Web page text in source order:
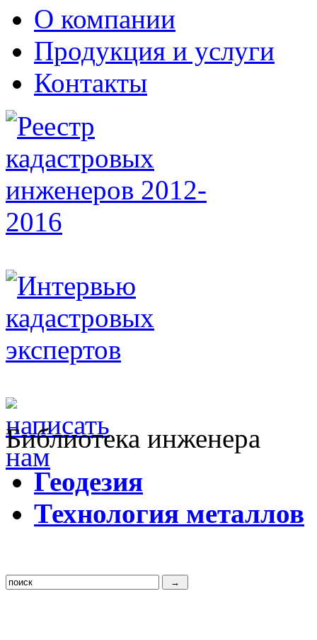
О компании
Продукция и услуги
Контакты
Библиотека инженера
Геодезия
Технология металлов